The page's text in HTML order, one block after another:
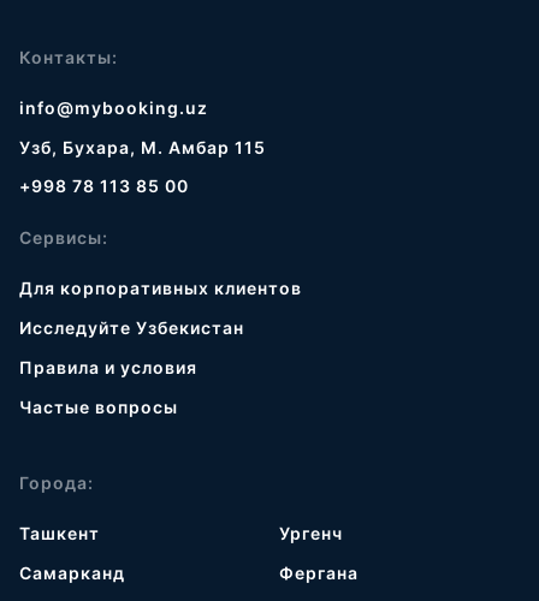
Контакты:
info@mybooking.uz
Узб, Бухара, М. Амбар 115
+998 78 113 85 00
Сервисы:
Для корпоративных клиентов
Исследуйте Узбекистан
Правила и условия
Частые вопросы
Города:
Ташкент
Самарканд
Ургенч
Фергана